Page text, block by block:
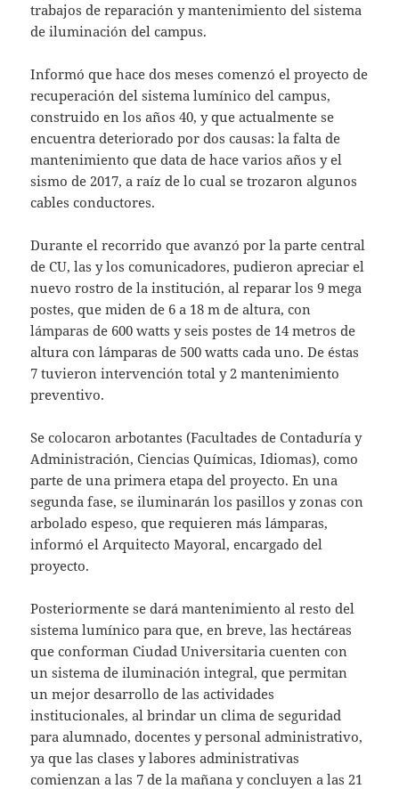
trabajos de reparación y mantenimiento del sistema
de iluminación del campus.
Informó que hace dos meses comenzó el proyecto de
recuperación del sistema lumínico del campus,
construido en los años 40, y que actualmente se
encuentra deteriorado por dos causas: la falta de
mantenimiento que data de hace varios años y el
sismo de 2017, a raíz de lo cual se trozaron algunos
cables conductores.
Durante el recorrido que avanzó por la parte central
de CU, las y los comunicadores, pudieron apreciar el
nuevo rostro de la institución, al reparar los 9 mega
postes, que miden de 6 a 18 m de altura, con
lámparas de 600 watts y seis postes de 14 metros de
altura con lámparas de 500 watts cada uno. De éstas
7 tuvieron intervención total y 2 mantenimiento
preventivo.
Se colocaron arbotantes (Facultades de Contaduría y
Administración, Ciencias Químicas, Idiomas), como
parte de una primera etapa del proyecto. En una
segunda fase, se iluminarán los pasillos y zonas con
arbolado espeso, que requieren más lámparas,
informó el Arquitecto Mayoral, encargado del
proyecto.
Posteriormente se dará mantenimiento al resto del
sistema lumínico para que, en breve, las hectáreas
que conforman Ciudad Universitaria cuenten con
un sistema de iluminación integral, que permitan
un mejor desarrollo de las actividades
institucionales, al brindar un clima de seguridad
para alumnado, docentes y personal administrativo,
ya que las clases y labores administrativas
comienzan a las 7 de la mañana y concluyen a las 21